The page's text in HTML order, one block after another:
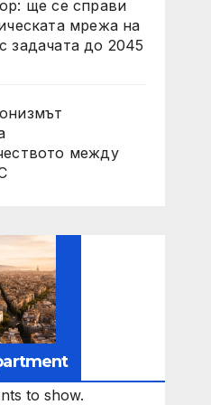
ще се справи
мрежа на
задачата до 2045
между
to show.